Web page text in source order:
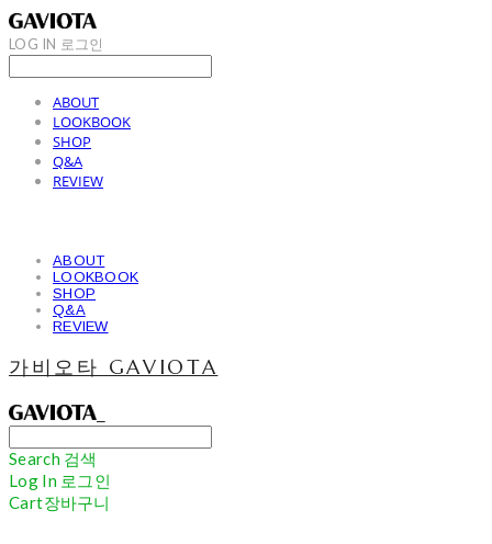
LOG IN 로그인
ABOUT
LOOKBOOK
SHOP
Q&A
REVIEW
ABOUT
LOOKBOOK
SHOP
Q&A
REVIEW
가비오타 GAVIOTA
Search 검색
Log In 로그인
Cart장바구니